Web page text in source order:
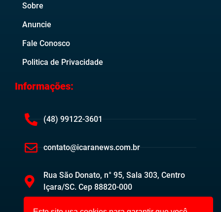
Sobre
Anuncie
Fale Conosco
Politica de Privacidade
Informações:
(48) 99122-3601
contato@icaranews.com.br
Rua São Donato, n° 95, Sala 303, Centro
Içara/SC. Cep 88820-000